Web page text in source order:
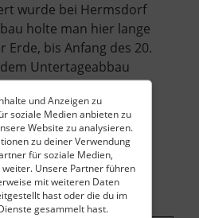
und Anzeigen zu
soziale Medien anbieten zu
Website zu analysieren.
zu deiner Verwendung
für soziale Medien,
Unsere Partner führen
mit weiteren Daten
hast oder die du im
gesammelt hast.
wurde bei Hermsdorf
holte man hier lange
Erde, bis Anfang des 20.
Untertageabbau
Zeit errichtete man
Bahnhof Holzhau
allerdings 2016
waren, stellte man